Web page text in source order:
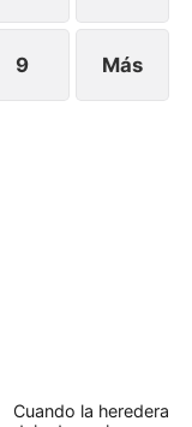
9 Más
Cuando la heredera